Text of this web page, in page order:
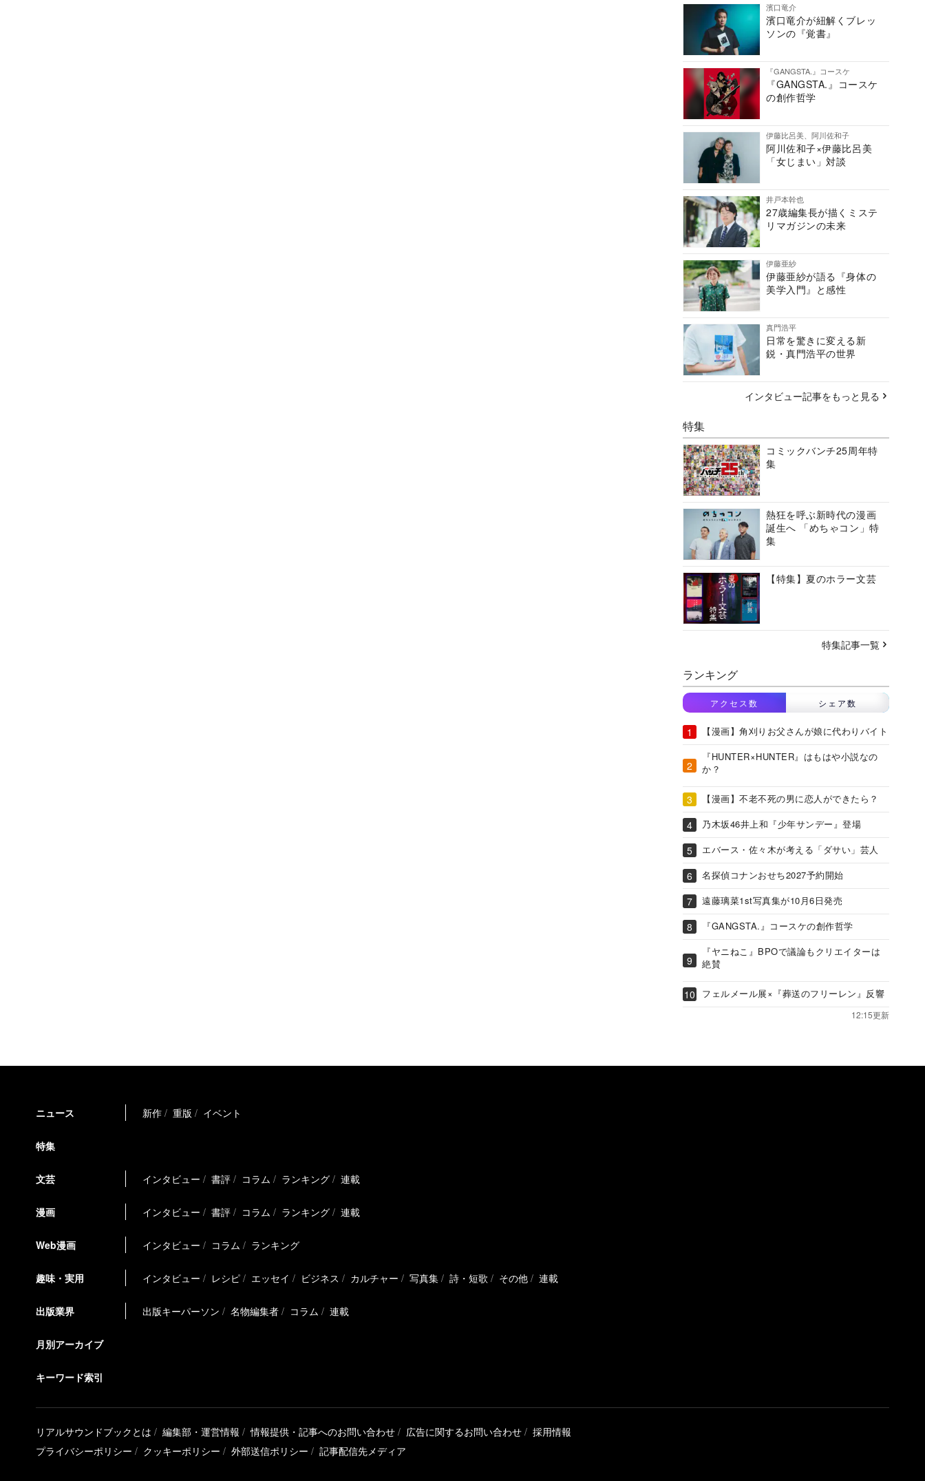
濱口竜介
濱口竜介が紐解くブレッ
ソンの『覚書』
『GANGSTA.』コースケ
『GANGSTA.』コースケ
の創作哲学
伊藤比呂美、阿川佐和子
阿川佐和子×伊藤比呂美
「女じまい」対談
井戸本幹也
27歳編集長が描くミステ
リマガジンの未来
伊藤亜紗
伊藤亜紗が語る『身体の
美学入門』と感性
真門浩平
日常を驚きに変える新
鋭・真門浩平の世界
インタビュー記事をもっと見る
特集
コミックバンチ25周年特
集
熱狂を呼ぶ新時代の漫画
誕生へ 「めちゃコン」特
集
【特集】夏のホラー文芸
特集記事一覧
ランキング
アクセス数 シェア数
【漫画】角刈りお父さんが娘に代わりバイト
『HUNTER×HUNTER』はもはや小説なの
か？
【漫画】不老不死の男に恋人ができたら？
乃木坂46井上和『少年サンデー』登場
エバース・佐々木が考える「ダサい」芸人
名探偵コナンおせち2027予約開始
遠藤璃菜1st写真集が10月6日発売
『GANGSTA.』コースケの創作哲学
『ヤニねこ』BPOで議論もクリエイターは
絶賛
フェルメール展×『葬送のフリーレン』反響
12:15更新
ニュース 新作 重版 イベント
特集
文芸 インタビュー 書評 コラム ランキング 連載
漫画 インタビュー 書評 コラム ランキング 連載
Web漫画 インタビュー コラム ランキング
趣味・実用 インタビュー レシピ エッセイ ビジネス カルチャー 写真集 詩・短歌 その他 連載
出版業界 出版キーパーソン 名物編集者 コラム 連載
月別アーカイブ
キーワード索引
リアルサウンドブックとは 編集部・運営情報 情報提供・記事へのお問い合わせ 広告に関するお問い合わせ
採用情報
プライバシーポリシー
クッキーポリシー 外部送信ポリシー 記事配信先メディア